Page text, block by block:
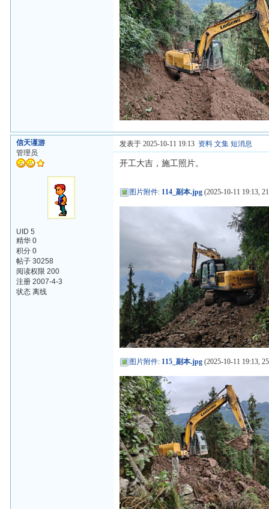
信天谨游
管理员
UID 5
精华 0
积分 0
帖子 30258
阅读权限 200
注册 2007-4-3
状态 离线
发表于 2025-10-11 19:13 资料 文集 短消息
开工大吉，施工照片。
图片附件: 114_副本.jpg (2025-10-11 19:13,
图片附件: 115_副本.jpg (2025-10-11 19:13,